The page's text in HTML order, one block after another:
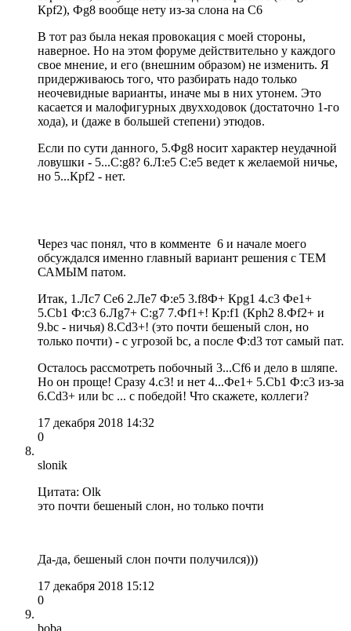
Крf2), Фg8 вообще нету из-за слона на C6
В тот раз была некая провокация с моей стороны,
наверное. Но на этом форуме действительно у каждого
свое мнение, и его (внешним образом) не изменить. Я
придерживаюсь того, что разбирать надо только
неочевидные варианты, иначе мы в них утонем. Это
касается и малофигурных двухходовок (достаточно 1-го
хода), и (даже в большей степени) этюдов.
Если по сути данного, 5.Фg8 носит характер неудачной
ловушки - 5...С:g8? 6.Л:e5 C:e5 ведет к желаемой ничье,
но 5...Крf2 - нет.
Через час понял, что в комменте 6 и начале моего
обсуждался именно главный вариант решения с ТЕМ
САМЫМ патом.
Итак, 1.Лс7 Сe6 2.Лe7 Ф:e5 3.f8Ф+ Крg1 4.c3 Фe1+
5.Cb1 Ф:c3 6.Лg7+ С:g7 7.Фf1+! Кр:f1 (Крh2 8.Фf2+ и
9.bc - ничья) 8.Сd3+! (это почти бешеный слон, но
только почти) - c угрозой bc, а после Ф:d3 тот самый пат.
Осталось рассмотреть побочный 3...Сf6 и дело в шляпе.
Но он проще! Сразу 4.с3! и нет 4...Фe1+ 5.Cb1 Ф:c3 из-за
6.Сd3+ или bc ... c победой! Что скажете, коллеги?
17 декабря 2018 14:32
0
slonik
Цитата: Olk
это почти бешеный слон, но только почти
Да-да, бешеный слон почти получился)))
17 декабря 2018 15:12
0
boba